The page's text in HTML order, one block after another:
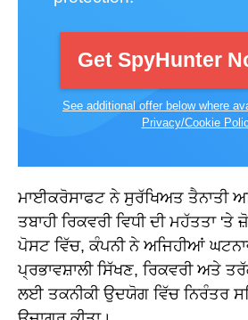
Get SpyHunter
See additional offer below where
Privacy/Cookie
ਮਾਈਕਰੋਸਾਫਟ ਨੇ ਸੁਰੱਖਿਅਤ ਤੈਨਾਤੀ
ਤਬਾਹੀ ਰਿਕਵਰੀ ਵਿਧੀ ਦੀ ਮਹੱਤਤਾ
ਪੋਸਟ ਵਿੱਚ, ਕੰਪਨੀ ਨੇ ਅਜਿਹੀਆਂ
ਪ੍ਰਭਾਵਸ਼ਾਲੀ ਸਿੱਖਣ, ਰਿਕਵਰੀ ਅਤੇ
ਲਈ ਤਕਨੀਕੀ ਉਦਯੋਗ ਵਿੱਚ ਨਿਰੰਤਰ